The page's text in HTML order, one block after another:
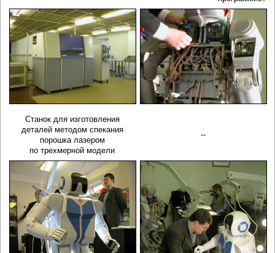
Станок для изготовления
деталей методом спекания
порошка лазером
по трехмерной модели
--